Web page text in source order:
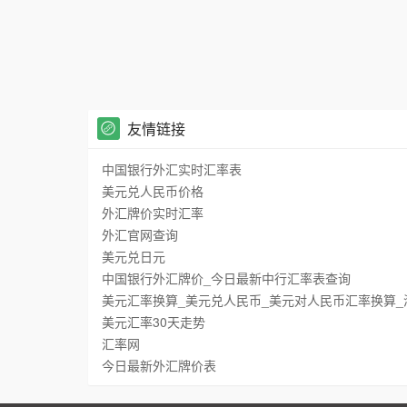
友情链接
中国银行外汇实时汇率表
美元兑人民币价格
外汇牌价实时汇率
外汇官网查询
美元兑日元
中国银行外汇牌价_今日最新中行汇率表查询
美元汇率换算_美元兑人民币_美元对人民币汇率换算_
美元汇率30天走势
汇率网
今日最新外汇牌价表